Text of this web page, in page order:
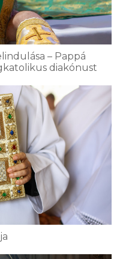
– Pappá
diakónust